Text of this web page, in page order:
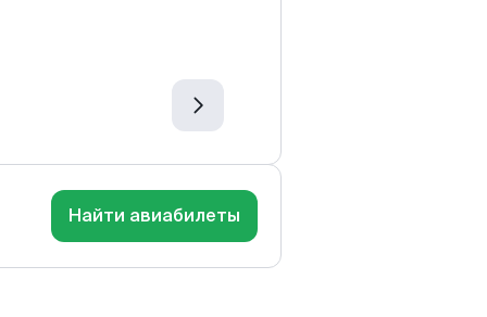
Найти авиабилеты